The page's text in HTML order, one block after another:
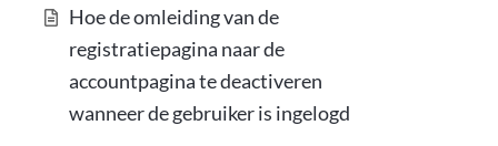
Hoe de omleiding van de
registratiepagina naar de
accountpagina te deactiveren
wanneer de gebruiker is ingelogd